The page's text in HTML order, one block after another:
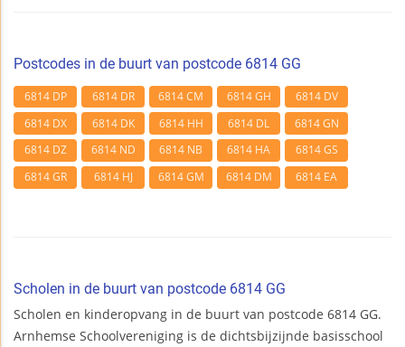
Postcodes in de buurt van postcode 6814 GG
6814 DP 6814 DR 6814 CM 6814 GH
6814 DV
6814 DX
6814 DK 6814 HH 6814 DL
6814 GN
6814 DZ
6814 ND 6814 NB 6814 HA
6814 GS
6814 GR
6814 HJ 6814 GM 6814 DM 6814 EA
Scholen in de buurt van postcode 6814 GG
Scholen en kinderopvang in de buurt van postcode 6814 GG.
Arnhemse Schoolvereniging is de dichtsbijzijnde basisschool